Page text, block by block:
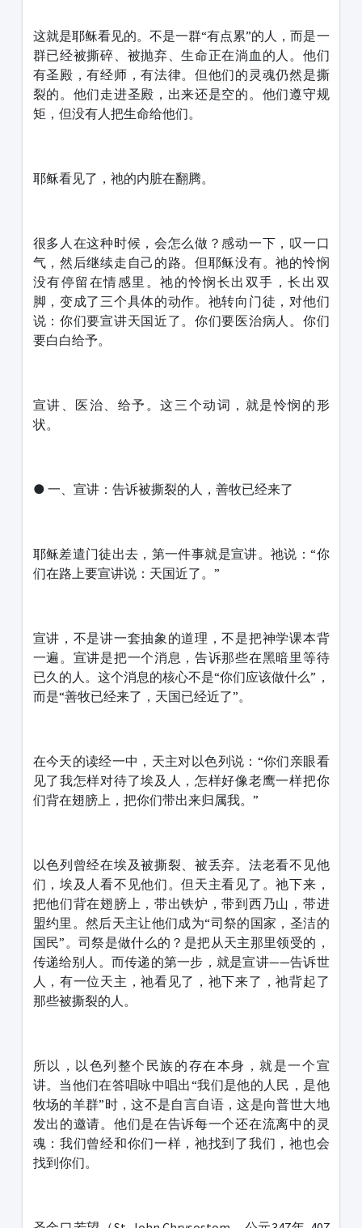
这就是耶稣看见的。不是一群“有点累”的人，而是一
群已经被撕碎、被抛弃、生命正在淌血的人。他们
有圣殿，有经师，有法律。但他们的灵魂仍然是撕
裂的。他们走进圣殿，出来还是空的。他们遵守规
矩，但没有人把生命给他们。
耶稣看见了，祂的内脏在翻腾。
很多人在这种时候，会怎么做？感动一下，叹一口
气，然后继续走自己的路。但耶稣没有。祂的怜悯
没有停留在情感里。祂的怜悯长出双手，长出双
脚，变成了三个具体的动作。祂转向门徒，对他们
说：你们要宣讲天国近了。你们要医治病人。你们
要白白给予。
宣讲、医治、给予。这三个动词，就是怜悯的形
状。
● 一、宣讲：告诉被撕裂的人，善牧已经来了
耶稣差遣门徒出去，第一件事就是宣讲。祂说：“你
们在路上要宣讲说：天国近了。”
宣讲，不是讲一套抽象的道理，不是把神学课本背
一遍。宣讲是把一个消息，告诉那些在黑暗里等待
已久的人。这个消息的核心不是“你们应该做什么”，
而是“善牧已经来了，天国已经近了”。
在今天的读经一中，天主对以色列说：“你们亲眼看
见了我怎样对待了埃及人，怎样好像老鹰一样把你
们背在翅膀上，把你们带出来归属我。”
以色列曾经在埃及被撕裂、被丢弃。法老看不见他
们，埃及人看不见他们。但天主看见了。祂下来，
把他们背在翅膀上，带出铁炉，带到西乃山，带进
盟约里。然后天主让他们成为“司祭的国家，圣洁的
国民”。司祭是做什么的？是把从天主那里领受的，
传递给别人。而传递的第一步，就是宣讲——告诉世
人，有一位天主，祂看见了，祂下来了，祂背起了
那些被撕裂的人。
所以，以色列整个民族的存在本身，就是一个宣
讲。当他们在答唱咏中唱出“我们是他的人民，是他
牧场的羊群”时，这不是自言自语，这是向普世大地
发出的邀请。他们是在告诉每一个还在流离中的灵
魂：我们曾经和你们一样，祂找到了我们，祂也会
找到你们。